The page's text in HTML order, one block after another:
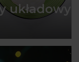
układowy